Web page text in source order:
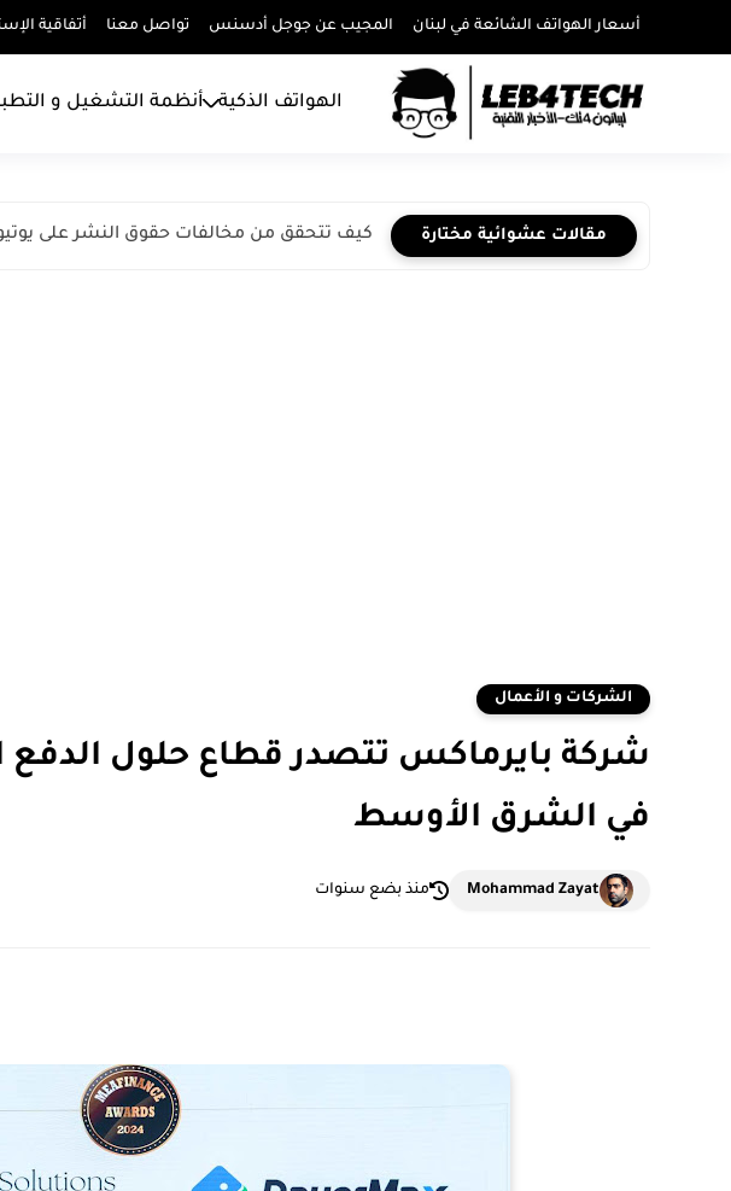
أسعار الهواتف الشائعة في لبنان المجيب عن جوجل أدسنس تواصل معنا أتفاقية
الهواتف الذكية أنظمة التشغيل و
مقالات عشوائية مختارة كيف تتحقق من مخالفات حقوق النشر على
الشركات و الأعمال
شركة بايرماكس تتصدر قطاع حلول الدفع
في الشرق الأوسط
Mohammad Zayat منذ بضع سنوات